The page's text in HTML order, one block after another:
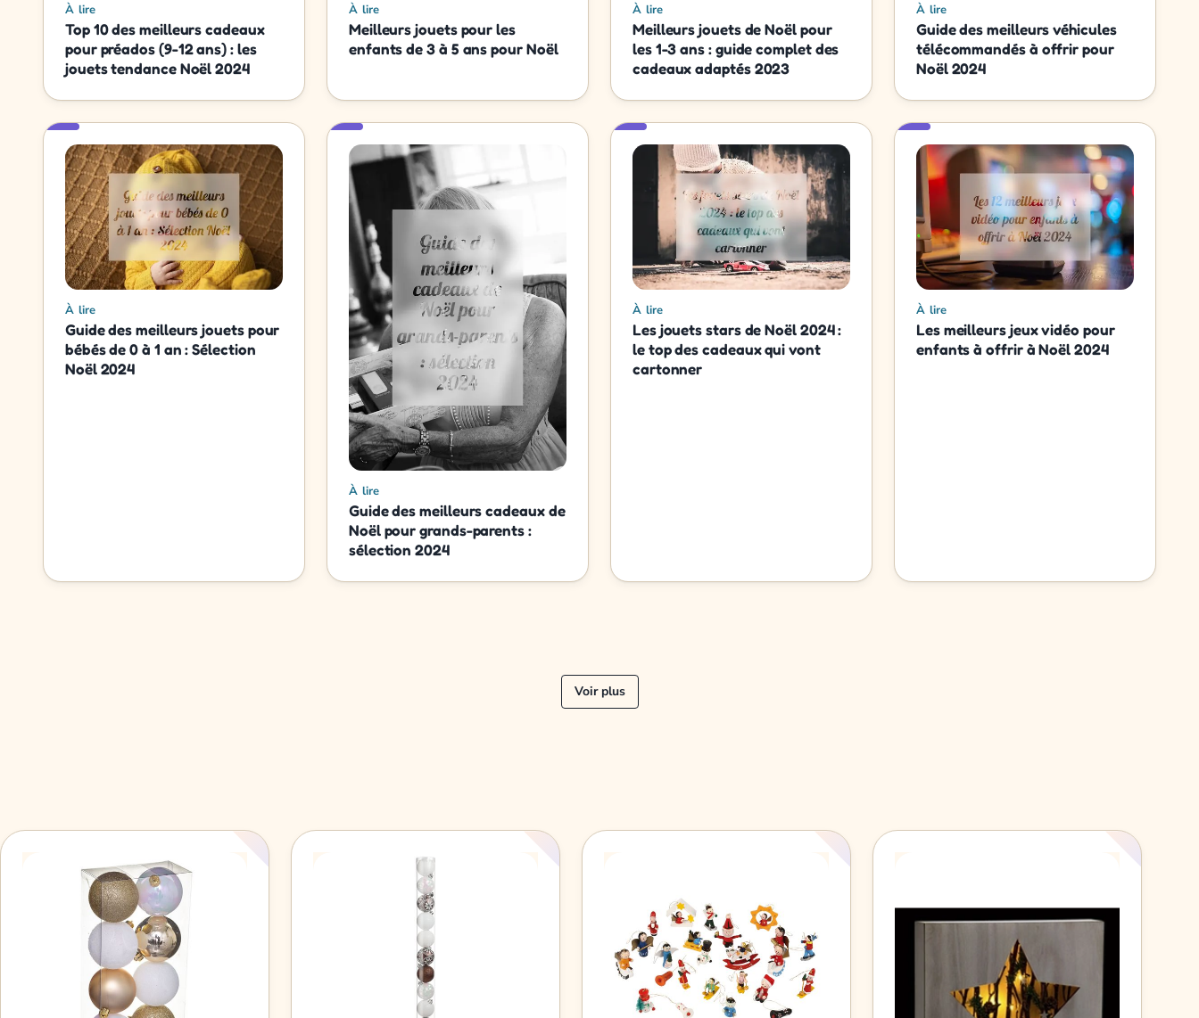
À lire
Top 10 des meilleurs cadeaux
pour préados (9-12 ans) : les
jouets tendance Noël 2024
À lire
Meilleurs jouets pour les
enfants de 3 à 5 ans pour Noël
À lire
Meilleurs jouets de Noël pour
les 1-3 ans : guide complet des
cadeaux adaptés 2023
À lire
Guide des meilleurs véhicules
télécommandés à offrir pour
Noël 2024
À lire
Guide des meilleurs jouets pour
bébés de 0 à 1 an : Sélection
Noël 2024
À lire
Guide des meilleurs cadeaux de
Noël pour grands-parents :
sélection 2024
À lire
Les jouets stars de Noël 2024 :
le top des cadeaux qui vont
cartonner
À lire
Les meilleurs jeux vidéo pour
enfants à offrir à Noël 2024
Voir plus
2 Suivant »